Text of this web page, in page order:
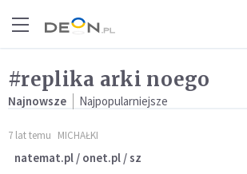
#replika arki noego
Najnowsze Najpopularniejsze
7 lat temu MICHAŁKI
natemat.pl / onet.pl / sz